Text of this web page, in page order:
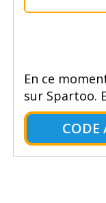
En ce
sur Spartoo.
CODE